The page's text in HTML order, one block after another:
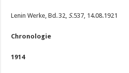
Lenin Werke, Bd. 32, S.537, 14.08.1921
Chronologie
1914